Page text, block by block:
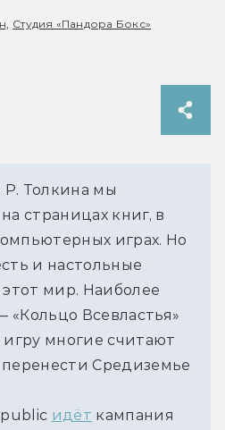
Студия «Пандора Бокс»
Толкина мы
страницах книг, в
играх. Но
и настольные
мир. Наиболее
«Кольцо Всевластья»
игру многие считают
Средиземье
идёт кампания